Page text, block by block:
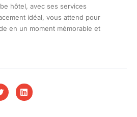
hôtel, avec ses services
idéal, vous attend pour
en un moment mémorable et